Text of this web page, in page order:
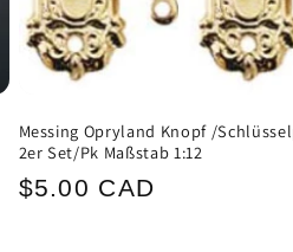
Messing Opryland Knopf /
2er Set/Pk Maßstab 1:12
Normaler
$5.00 CAD